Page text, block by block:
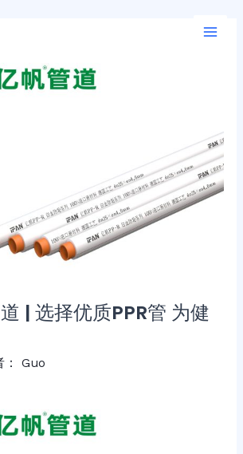
| 选择优质PPR管 为健
Guo